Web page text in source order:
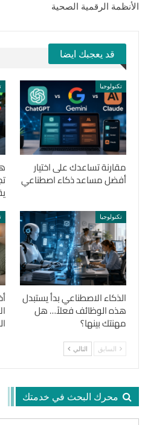
الأنظمة الرقمية الصحية
قد يعجبك ايضا
تكنولوجيا
مقارنة تساعدك على اختيار
أفضل مساعد ذكاء اصطناعي
تكنولوجيا
الذكاء الاصطناعي بدأ يستبدل
هذه الوظائف فعلاً… هل
مهنتك بينها؟
السابق التالي
محرك البحث في خدمتك